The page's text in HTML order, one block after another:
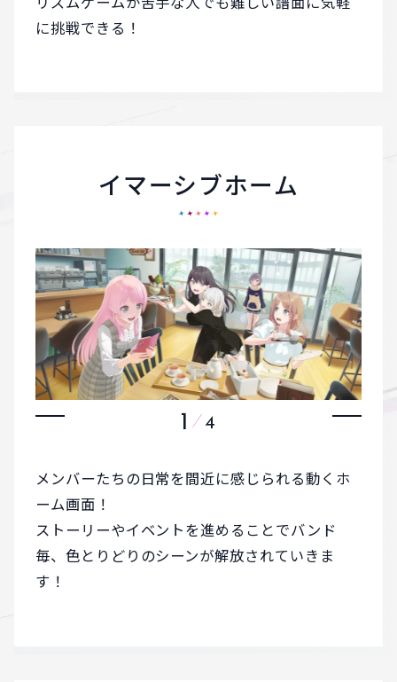
に挑戦できる！
イマーシブホーム
1 4
メンバーたちの日常を間近に感じられる動くホ
ーム画面！
ストーリーやイベントを進めることでバンド
毎、色とりどりのシーンが解放されていきま
す！